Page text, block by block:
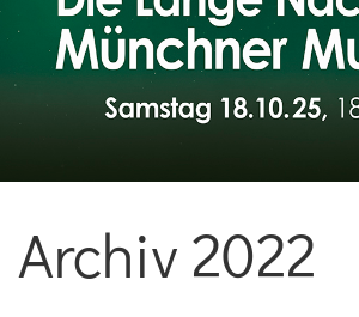
Archiv 2022